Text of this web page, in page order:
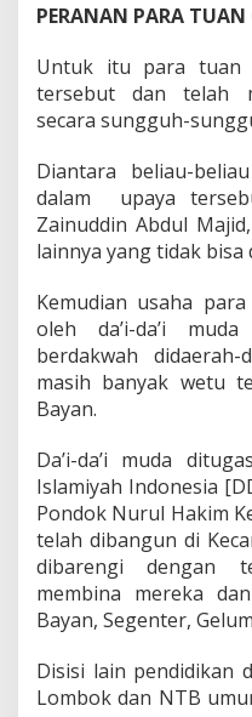
PERANAN PARA TUAN
Untuk itu para tuan
tersebut dan telah
secara sungguh-
Diantara beliau-
dalam upaya
Zainuddin Abdul
lainnya yang tidak
Kemudian usaha
oleh da’i-da’i
berdakwah
masih banyak wetu
Bayan.
Da’i-da’i muda
Islamiyah Indonesia
Pondok Nurul Hakim
telah dibangun di
dibarengi dengan
membina mereka
Bayan, Segenter,
Disisi lain pendidikan
Lombok dan NTB